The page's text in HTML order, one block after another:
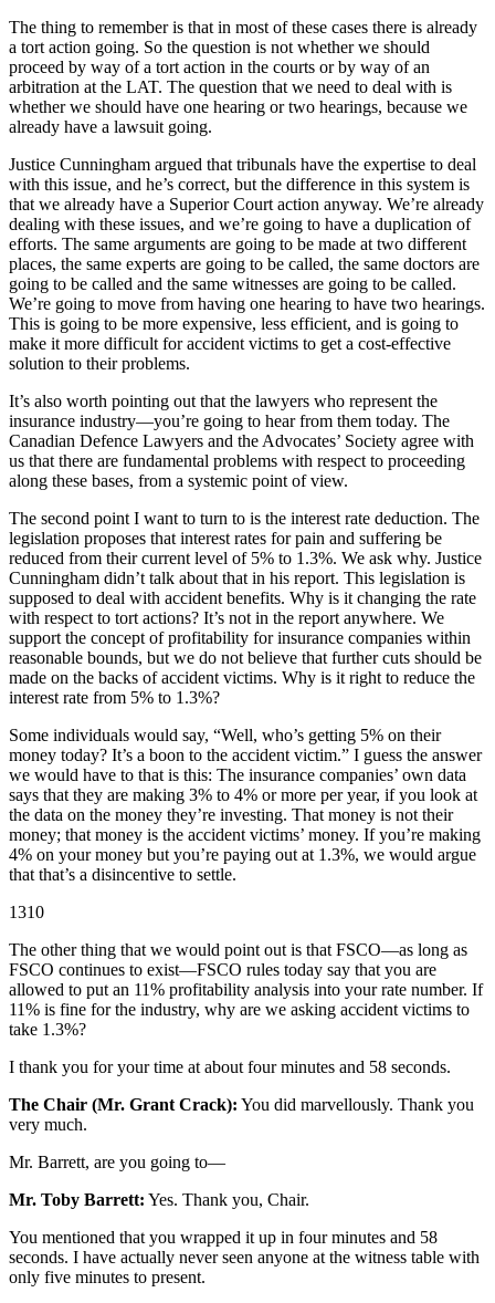
The thing to remember is that in most of these cases there is already
a tort action going. So the question is not whether we should
proceed by way of a tort action in the courts or by way of an
arbitration at the LAT. The question that we need to deal with is
whether we should have one hearing or two hearings, because we
already have a lawsuit going.
Justice Cunningham argued that tribunals have the expertise to deal
with this issue, and he’s correct, but the difference in this system is
that we already have a Superior Court action anyway. We’re already
dealing with these issues, and we’re going to have a duplication of
efforts. The same arguments are going to be made at two different
places, the same experts are going to be called, the same doctors are
going to be called and the same witnesses are going to be called.
We’re going to move from having one hearing to have two hearings.
This is going to be more expensive, less efficient, and is going to
make it more difficult for accident victims to get a cost-effective
solution to their problems.
It’s also worth pointing out that the lawyers who represent the
insurance industry—you’re going to hear from them today. The
Canadian Defence Lawyers and the Advocates’ Society agree with
us that there are fundamental problems with respect to proceeding
along these bases, from a systemic point of view.
The second point I want to turn to is the interest rate deduction. The
legislation proposes that interest rates for pain and suffering be
reduced from their current level of 5% to 1.3%. We ask why. Justice
Cunningham didn’t talk about that in his report. This legislation is
supposed to deal with accident benefits. Why is it changing the rate
with respect to tort actions? It’s not in the report anywhere. We
support the concept of profitability for insurance companies within
reasonable bounds, but we do not believe that further cuts should be
made on the backs of accident victims. Why is it right to reduce the
interest rate from 5% to 1.3%?
Some individuals would say, “Well, who’s getting 5% on their
money today? It’s a boon to the accident victim.” I guess the answer
we would have to that is this: The insurance companies’ own data
says that they are making 3% to 4% or more per year, if you look at
the data on the money they’re investing. That money is not their
money; that money is the accident victims’ money. If you’re making
4% on your money but you’re paying out at 1.3%, we would argue
that that’s a disincentive to settle.
1310
The other thing that we would point out is that FSCO—as long as
FSCO continues to exist—FSCO rules today say that you are
allowed to put an 11% profitability analysis into your rate number. If
11% is fine for the industry, why are we asking accident victims to
take 1.3%?
I thank you for your time at about four minutes and 58 seconds.
The Chair (Mr. Grant Crack): You did marvellously. Thank you
very much.
Mr. Barrett, are you going to—
Mr. Toby Barrett: Yes. Thank you, Chair.
You mentioned that you wrapped it up in four minutes and 58
seconds. I have actually never seen anyone at the witness table with
only five minutes to present.